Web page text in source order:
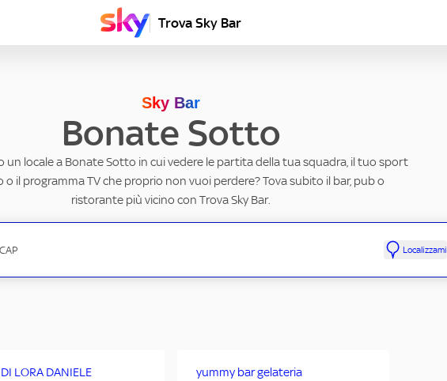
Trova Sky Bar
Sky Bar
Bonate Sotto
un locale a Bonate Sotto in cui vedere le partita della tua squadra, il tuo sport
o il programma TV che proprio non vuoi perdere? Tova subito il bar, pub o
ristorante più vicino con Trova Sky Bar.
Localizzami
LORA DANIELE yummy bar gelateria